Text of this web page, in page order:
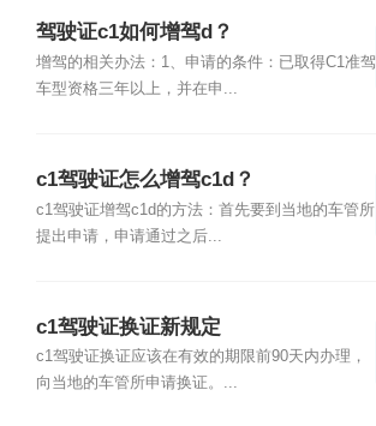
驾驶证c1如何增驾d？
增驾的相关办法：1、申请的条件：已取得C1准驾
车型资格三年以上，并在申...
c1驾驶证怎么增驾c1d？
c1驾驶证增驾c1d的方法：首先要到当地的车管所
提出申请，申请通过之后...
c1驾驶证换证新规定
c1驾驶证换证应该在有效的期限前90天内办理，
向当地的车管所申请换证。...